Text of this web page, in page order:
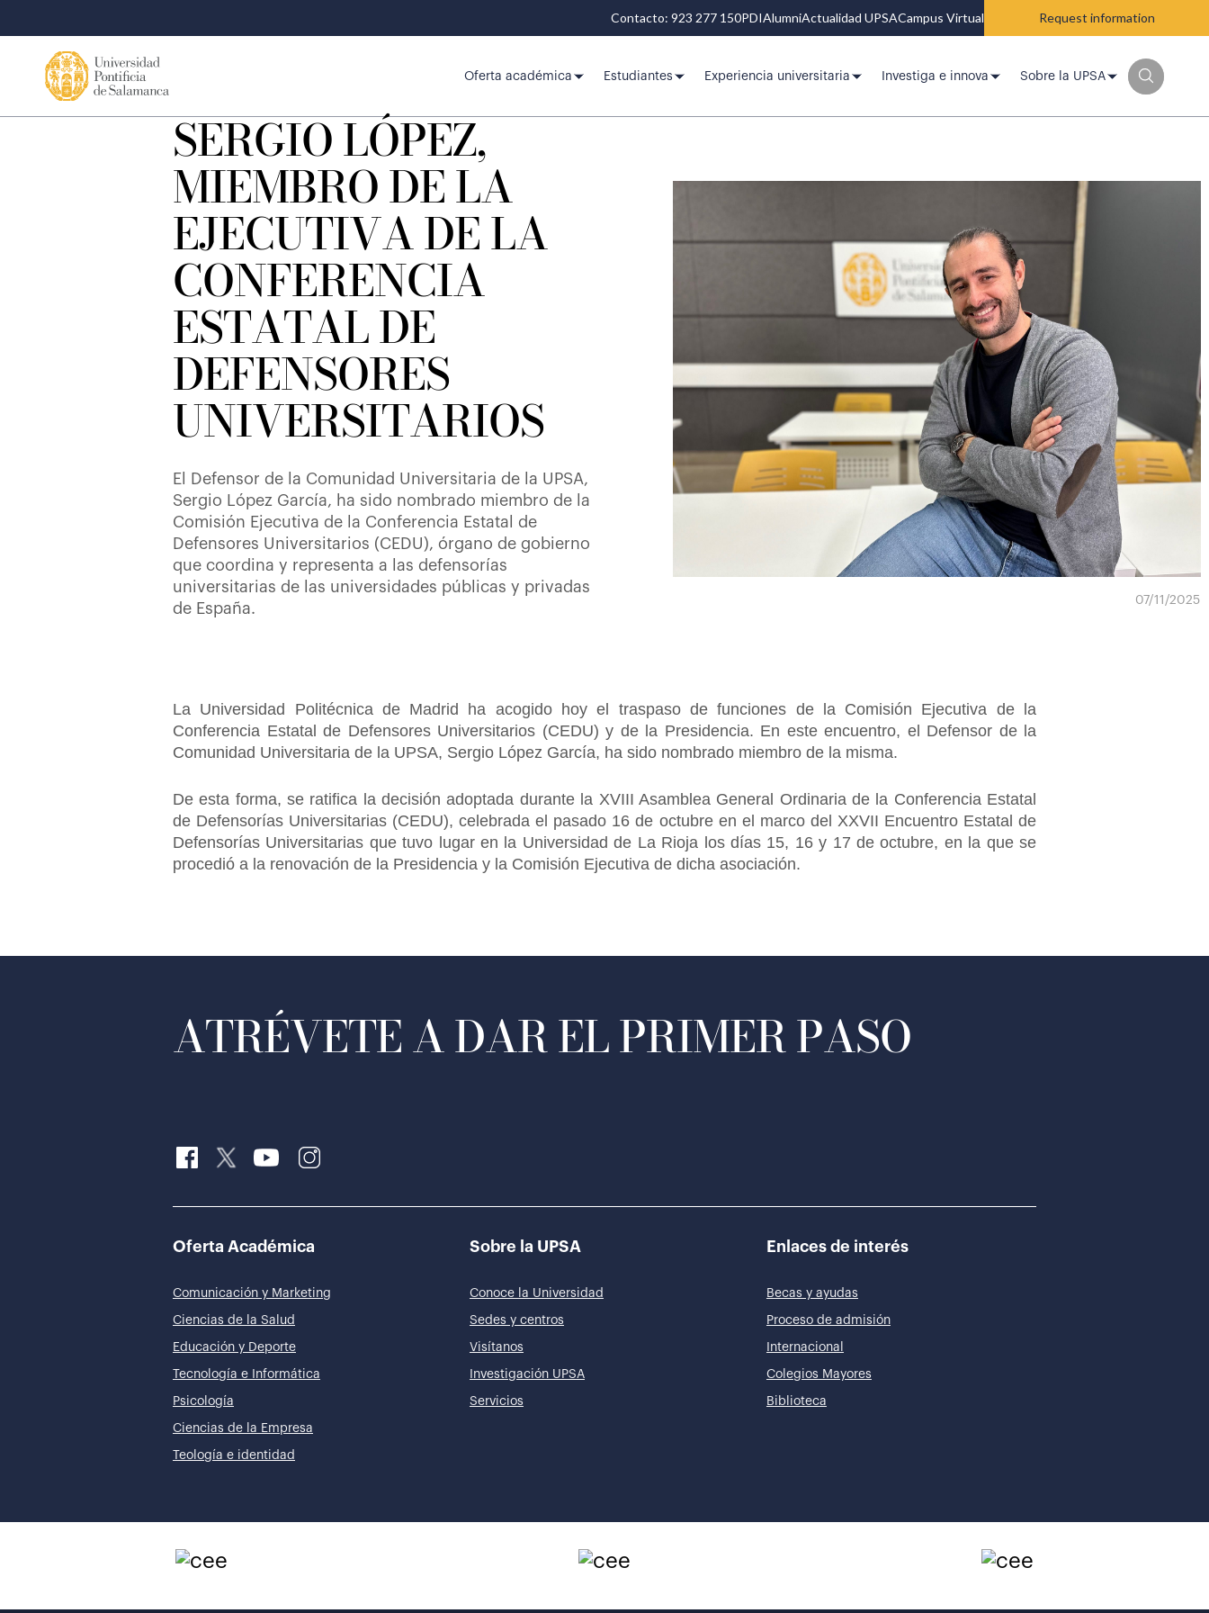
Contacto: 923 277 150PDIAlumniActualidad UPSACampus Virtual Request information
Oferta académica Estudiantes Experiencia universitaria Investiga e innova Sobre la UPSA
SERGIO LÓPEZ,
MIEMBRO DE LA
EJECUTIVA DE LA
CONFERENCIA
ESTATAL DE
DEFENSORES
UNIVERSITARIOS
El Defensor de la Comunidad Universitaria de la UPSA,
Sergio López García, ha sido nombrado miembro de la
Comisión Ejecutiva de la Conferencia Estatal de
Defensores Universitarios (CEDU), órgano de gobierno
que coordina y representa a las defensorías
universitarias de las universidades públicas y privadas
de España.
07/11/2025
La Universidad Politécnica de Madrid ha acogido hoy el traspaso de funciones de la Comisión Ejecutiva de la
Conferencia Estatal de Defensores Universitarios (CEDU) y de la Presidencia. En este encuentro, el Defensor de la
Comunidad Universitaria de la UPSA, Sergio López García, ha sido nombrado miembro de la misma.
De esta forma, se ratifica la decisión adoptada durante la XVIII Asamblea General Ordinaria de la Conferencia Estatal
de Defensorías Universitarias (CEDU), celebrada el pasado 16 de octubre en el marco del XXVII Encuentro Estatal de
Defensorías Universitarias que tuvo lugar en la Universidad de La Rioja los días 15, 16 y 17 de octubre, en la que se
procedió a la renovación de la Presidencia y la Comisión Ejecutiva de dicha asociación.
ATRÉVETE A DAR EL PRIMER PASO
Oferta Académica
Comunicación y Marketing
Ciencias de la Salud
Educación y Deporte
Tecnología e Informática
Psicología
Ciencias de la Empresa
Teología e identidad
Sobre la UPSA
Conoce la Universidad
Sedes y centros
Visítanos
Investigación UPSA
Servicios
Enlaces de interés
Becas y ayudas
Proceso de admisión
Internacional
Colegios Mayores
Biblioteca